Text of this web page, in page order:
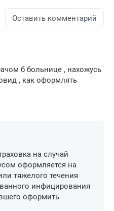
Оставить комментарий
б больнице , нахожусь
, как оформлять
на случай
оформляется на
тяжелого течения
инфицирования
оформить